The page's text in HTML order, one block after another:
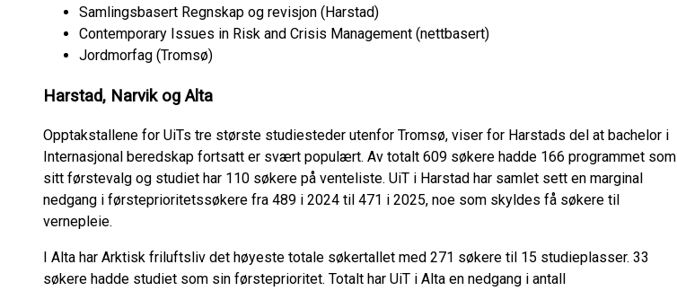
Samlingsbasert Regnskap og revisjon (Harstad)
Contemporary Issues in Risk and Crisis Management (nettbasert)
Jordmorfag (Tromsø)
Harstad, Narvik og Alta
Opptakstallene for UiTs tre største studiesteder utenfor Tromsø, viser for Harstads del at bachelor i
Internasjonal beredskap fortsatt er svært populært. Av totalt 609 søkere hadde 166 programmet som
sitt førstevalg og studiet har 110 søkere på venteliste. UiT i Harstad har samlet sett en marginal
nedgang i førsteprioritetssøkere fra 489 i 2024 til 471 i 2025, noe som skyldes få søkere til
vernepleie.
I Alta har Arktisk friluftsliv det høyeste totale søkertallet med 271 søkere til 15 studieplasser. 33
søkere hadde studiet som sin førsteprioritet. Totalt har UiT i Alta en nedgang i antall